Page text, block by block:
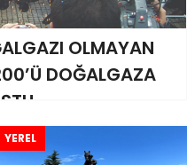
OLMAYAN
DOĞALGAZA
YEREL